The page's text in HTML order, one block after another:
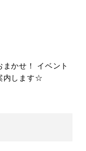
かせ！ イベント
内します☆